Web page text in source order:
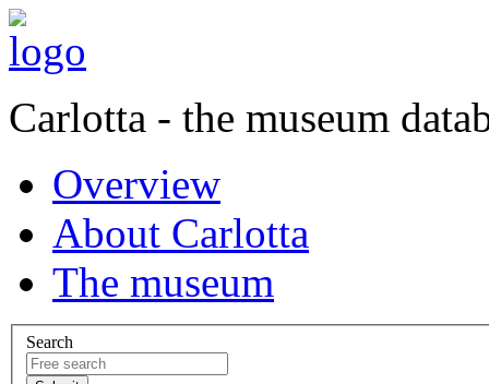
Carlotta - the museum
Overview
About Carlotta
The museum
Search